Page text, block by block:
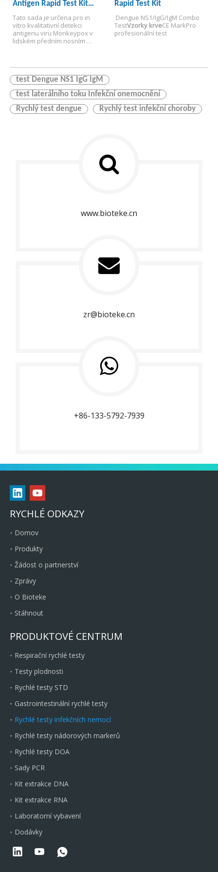
Lékárny, kliniky, screening CDC
epidemie atd.
Antigen Rapid Test Kit
(imunochromatografický
test)
Tato sada je určena pro in
vitro kvalitativní detekci
antigenu viru Monkeypox v
lidském předním nosním
Rapid Test Kit
Dengue NS1/IgG/IgM Combo
TestVzorky krveCE MarkPro
profesionální test
test Dengue NS1 IgG IgM
test laterálního toku Infekční onemocnění
Rychlý test dengue
Rychlý test infekční choroby
www.bioteke.cn
zr@bioteke.cn
+86-133-5792-7939
RYCHLÉ ODKAZY
Domov
Produkty
Žádost o partnerství
Zprávy
O Bioteke
Stáhnout
PRODUKTOVÉ CENTRUM
Respirační rychlé testy
Testy plodnosti
Rychlé testy STD
Gastrointestinální rychlé testy
Rychlé testy infekčních nemocí
Rychlé testy nádorových markerů
Rychlé testy DOA
Sady PCR
Kit extrakce DNA
Kit extrakce RNA
Laboratorní vybavení
Dodávky